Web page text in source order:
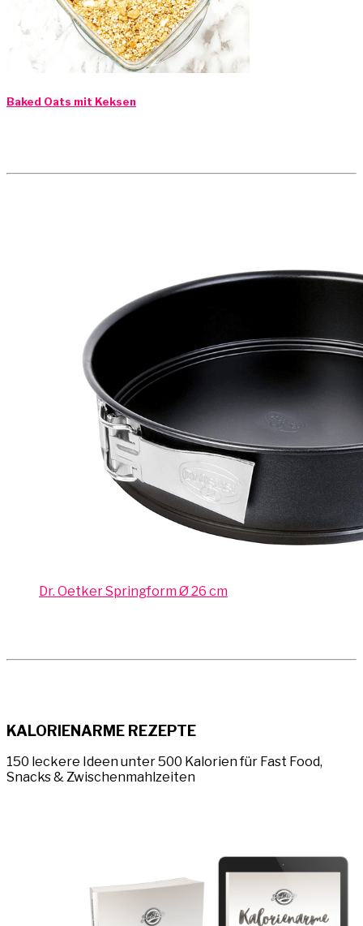
Baked Oats mit Keksen
Dr. Oetker Springform Ø 26 cm
KALORIENARME REZEPTE
150 leckere Ideen unter 500 Kalorien für Fast Food,
Snacks & Zwischenmahlzeiten